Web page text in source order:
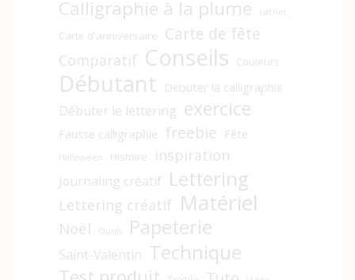
Calligraphie à la plume carnet
Carte d'anniversaire Carte de fête
Comparatif Conseils Couleurs
Débutant Débuter la calligraphie
Débuter le lettering exercice
Fausse calligraphie freebie Fête
Halloween Histoire inspiration
Journaling créatif Lettering
Lettering créatif Matériel
Noël Outils Papeterie
Saint-Valentin Technique